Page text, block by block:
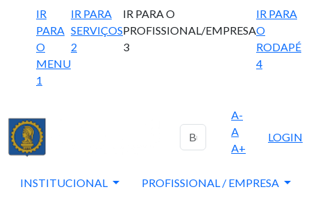
IR
PARA
O
MENU
1
IR PARA
SERVIÇOS
2
IR PARA O
PROFISSIONAL/EMPRESA
3
IR PARA
O
RODAPÉ
4
A-
A
A+
LOGIN
INSTITUCIONAL PROFISSIONAL / EMPRESA